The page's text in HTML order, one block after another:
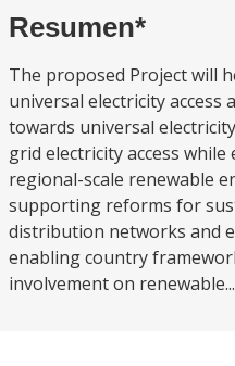
Resumen*
The proposed Project will
universal electricity access
towards universal
grid electricity access
regional-scale renewable
supporting reforms for
distribution networks and
enabling country
involvement on renewable...